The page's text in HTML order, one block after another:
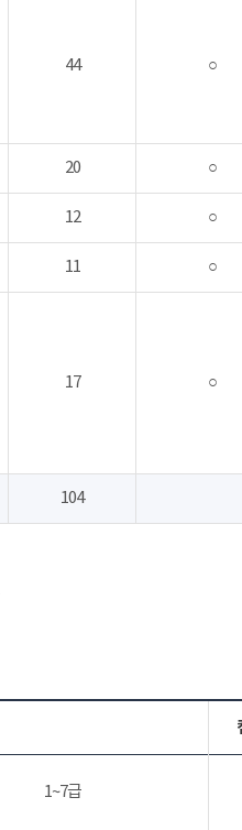
44 ○
20 ○
12 ○
11 ○
17 ○
104
1~7급